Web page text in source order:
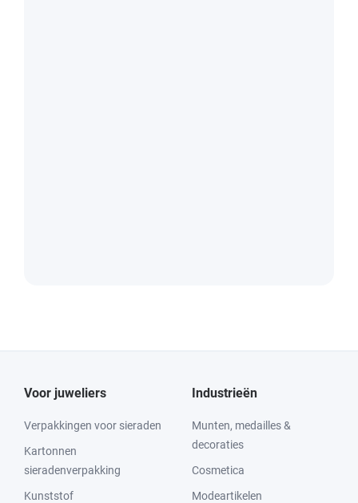
Voor juweliers
Verpakkingen voor sieraden
Kartonnen
sieradenverpakking
Kunststof
Industrieën
Munten, medailles &
decoraties
Cosmetica
Modeartikelen